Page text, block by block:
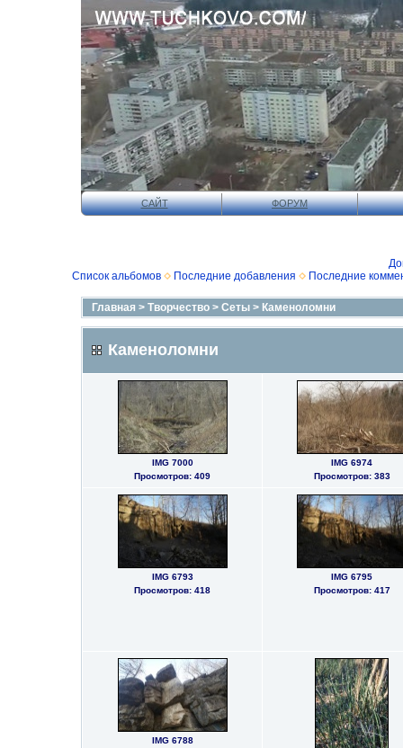
САЙТ ФОРУМ
Список альбомов
Последние добавления Последние
Главная > Творчество > Сеты > Каменоломни
Каменоломни
IMG 7000
Просмотров: 409
IMG 6974
Просмотров: 383
IMG 6793
Просмотров: 418
IMG 6795
Просмотров: 417
IMG 6788